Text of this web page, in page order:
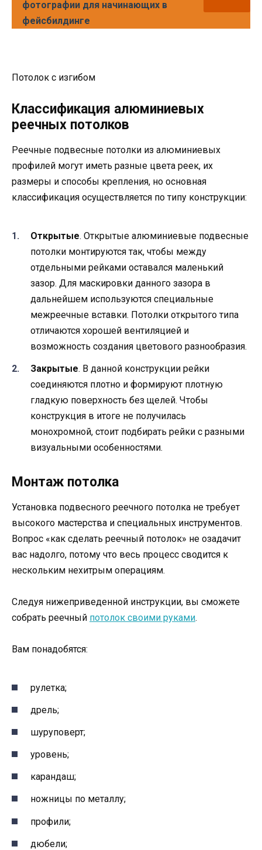
фотографии для начинающих в
фейсбилдинге
Потолок с изгибом
Классификация алюминиевых
реечных потолков
Реечные подвесные потолки из алюминиевых
профилей могут иметь разные цвета реек, их
размеры и способы крепления, но основная
классификация осуществляется по типу конструкции:
Открытые. Открытые алюминиевые подвесные
потолки монтируются так, чтобы между
отдельными рейками оставался маленький
зазор. Для маскировки данного зазора в
дальнейшем используются специальные
межреечные вставки. Потолки открытого типа
отличаются хорошей вентиляцией и
возможность создания цветового разнообразия.
Закрытые. В данной конструкции рейки
соединяются плотно и формируют плотную
гладкую поверхность без щелей. Чтобы
конструкция в итоге не получилась
монохромной, стоит подбирать рейки с разными
визуальными особенностями.
Монтаж потолка
Установка подвесного реечного потолка не требует
высокого мастерства и специальных инструментов.
Вопрос «как сделать реечный потолок» не озадачит
вас надолго, потому что весь процесс сводится к
нескольким нехитрым операциям.
Следуя нижеприведенной инструкции, вы сможете
собрать реечный потолок своими руками.
Вам понадобятся:
рулетка;
дрель;
шуруповерт;
уровень;
карандаш;
ножницы по металлу;
профили;
дюбели;